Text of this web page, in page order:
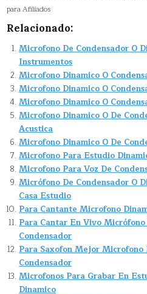
para Afiliados
Relacionado:
Microfono De Condensador O
Instrumentos
Microfono Dinamico O
Microfono Dinamico O
Microfono Dinamico O
Microfono Dinamico O De
Acustica
Microfono Dinamico O De
Microfono Para Estudio
Microfono Para Voz De
Micrófono De Condensador O
Casa Estudio
Para Cantante Microfono
Para Cantar En Vivo Micrófono
Condensador
Para Saxofon Mejor Microfono
Condensador
Microfonos Para Grabar En
Dinamico